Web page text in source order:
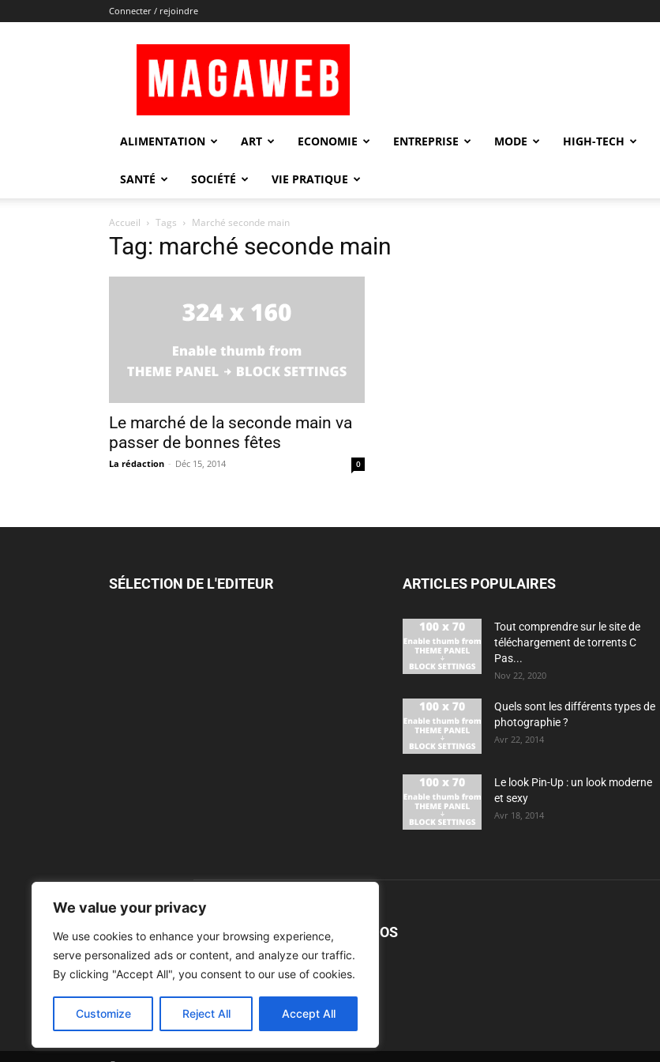
We value your privacy
We use cookies to enhance your browsing experience,
serve personalized ads or content, and analyze our traffic.
By clicking "Accept All", you consent to our use of cookies.
Customize Reject All Accept All
Connecter / rejoindre
ALIMENTATION ART ECONOMIE ENTREPRISE MODE HIGH-TECH
SANTÉ SOCIÉTÉ VIE PRATIQUE
Accueil Tags Marché seconde main
Tag: marché seconde main
Le marché de la seconde main va
passer de bonnes fêtes
La rédaction - Déc 15, 2014 0
SÉLECTION DE L'EDITEUR ARTICLES POPULAIRES
Tout comprendre sur le site de
téléchargement de torrents C
Pas...
Nov 22, 2020
Quels sont les différents types de
photographie ?
Avr 22, 2014
Le look Pin-Up : un look moderne
et sexy
Avr 18, 2014
À PROPOS